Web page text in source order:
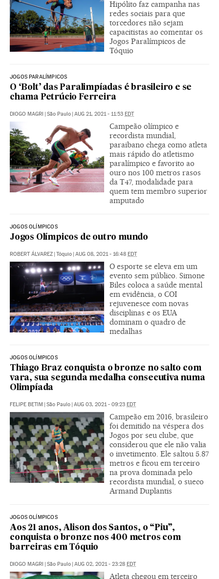
Hipólito faz campanha nas
redes sociais para que
torcedores não sejam
capacitistas ao comentar os
Jogos Paralímpicos de
Tóquio
JOGOS PARALÍMPICOS
O ‘Bolt’ das Paralimpíadas é brasileiro e se
chama Petrúcio Ferreira
DIOGO MAGRI São Paulo AUG 21, 2021 - 11:53 EDT
Campeão olímpico e
recordista mundial,
paraibano chega como atleta
mais rápido do atletismo
paralímpico e favorito ao
ouro nos 100 metros rasos
da T47, modalidade para
quem tem membro superior
amputado
JOGOS OLÍMPICOS
Jogos Olímpicos de outro mundo
ROBERT ÁLVAREZ Tóquio AUG 08, 2021 - 16:48 EDT
O esporte se eleva em um
evento sem público. Simone
Biles coloca a saúde mental
em evidência, o COI
rejuvenesce com novas
disciplinas e os EUA
dominam o quadro de
medalhas
JOGOS OLÍMPICOS
Thiago Braz conquista o bronze no salto com
vara, sua segunda medalha consecutiva numa
Olimpíada
FELIPE BETIM São Paulo AUG 03, 2021 - 09:23 EDT
Campeão em 2016, brasileiro
foi demitido na véspera dos
Jogos por seu clube, que
considerou que ele não valia
o invetimento. Ele saltou 5.87
metros e ficou em terceiro
na prova dominada pelo
recordista mundial, o sueco
Armand Duplantis
JOGOS OLÍMPICOS
Aos 21 anos, Alison dos Santos, o “Piu”,
conquista o bronze nos 400 metros com
barreiras em Tóquio
DIOGO MAGRI São Paulo AUG 02, 2021 - 23:28 EDT
Atleta chegou em terceiro